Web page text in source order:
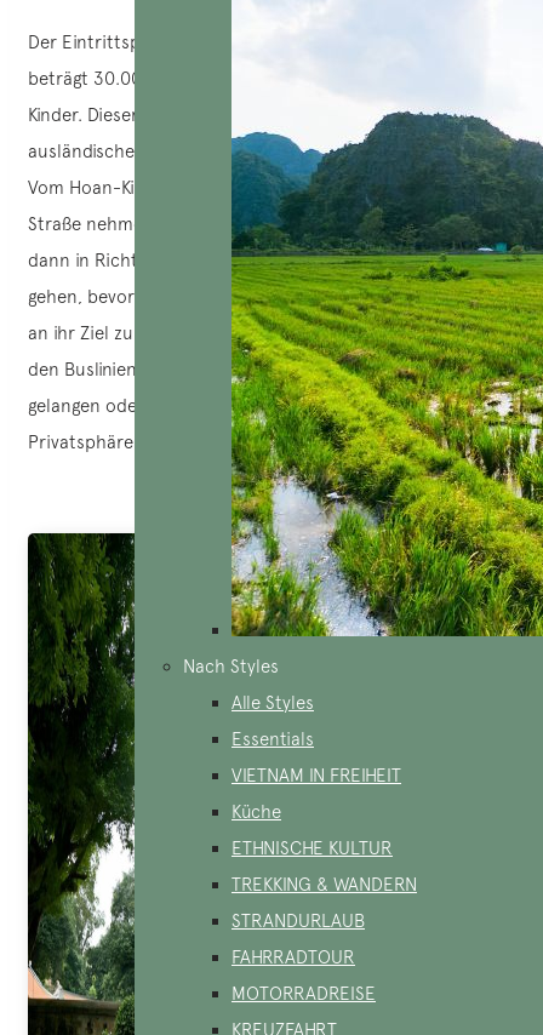
Nach Styles
Alle Styles
Essentials
VIETNAM IN FREIHEIT
Küche
ETHNISCHE KULTUR
TREKKING & WANDERN
STRANDURLAUB
FAHRRADTOUR
MOTORRADREISE
KREUZFAHRT
Der Eintrittspreis für den Besuch des Literaturtempels
beträgt 30.000 VND für Erwachsene und 10.000 VND für
Kinder. Dieser Preis gilt sowohl für inländische als auch für
ausländische Besucher.
Vom Hoan-Kiem-See aus können Reisende die Le Thai To-
Straße nehmen, rechts in die Trang Thi-Straße abbiegen,
dann in Richtung Cua Nam- und Nguyen Khuyen-Straße
gehen, bevor sie links in die Van Mieu-Straße abbiegen, um
an ihr Ziel zu gelangen. Sie haben auch die Möglichkeit, mit
den Buslinien 02, 23, 38, 25 oder 41 zum Van Mieu zu
gelangen oder sich für ein Taxi zu entscheiden, wenn Sie
Privatsphäre und Komfort bevorzugen.